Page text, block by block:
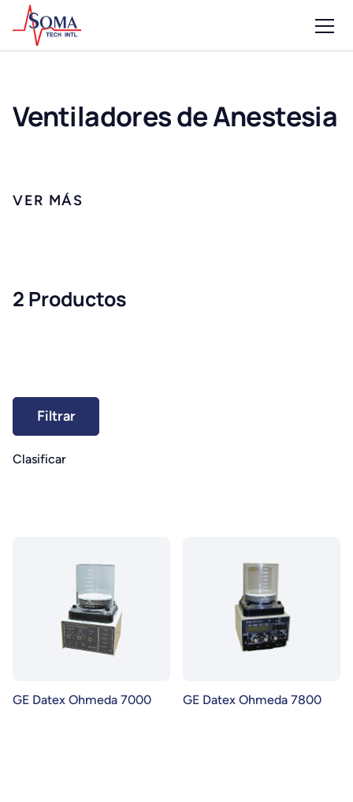
Ventiladores de Anestesia
2 Productos
Clasificar
GE Datex Ohmeda 7000 GE Datex Ohmeda 7800